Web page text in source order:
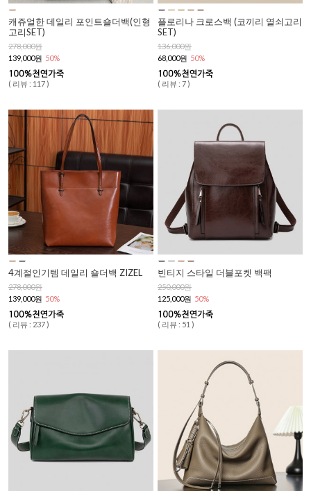
캐쥬얼한 데일리 포인트숄더백(인형
고리SET)
278,000원
139,000원 50%
( 리뷰 : 117 )
플로리나 크로스백 (코끼리 열쇠고리
SET)
136,000원
68,000원 50%
( 리뷰 : 7 )
4계절인기템 데일리 숄더백 ZIZEL
278,000원
139,000원 50%
( 리뷰 : 237 )
빈티지 스타일 더블포켓 백팩
250,000원
125,000원 50%
( 리뷰 : 51 )